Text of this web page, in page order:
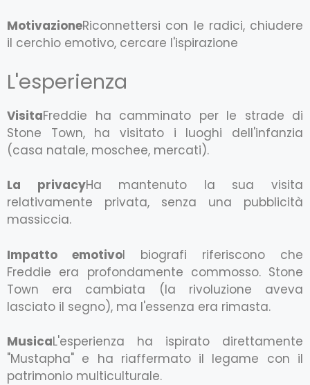
MotivazioneRiconnettersi con le radici, chiudere
il cerchio emotivo, cercare l'ispirazione
L'esperienza
VisitaFreddie ha camminato per le strade di
Stone Town, ha visitato i luoghi dell'infanzia
(casa natale, moschee, mercati).
La privacyHa mantenuto la sua visita
relativamente privata, senza una pubblicità
massiccia.
Impatto emotivoI biografi riferiscono che
Freddie era profondamente commosso. Stone
Town era cambiata (la rivoluzione aveva
lasciato il segno), ma l'essenza era rimasta.
MusicaL'esperienza ha ispirato direttamente
"Mustapha" e ha riaffermato il legame con il
patrimonio multiculturale.